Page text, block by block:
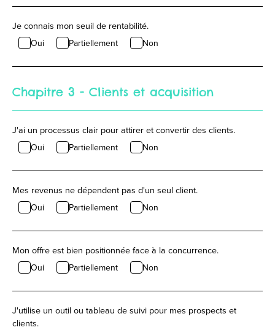
Je connais mon seuil de rentabilité.
Oui Partiellement Non
Chapitre 3 - Clients et acquisition
J'ai un processus clair pour attirer et convertir des clients.
Oui Partiellement Non
Mes revenus ne dépendent pas d'un seul client.
Oui Partiellement Non
Mon offre est bien positionnée face à la concurrence.
Oui Partiellement Non
J'utilise un outil ou tableau de suivi pour mes prospects et
clients.